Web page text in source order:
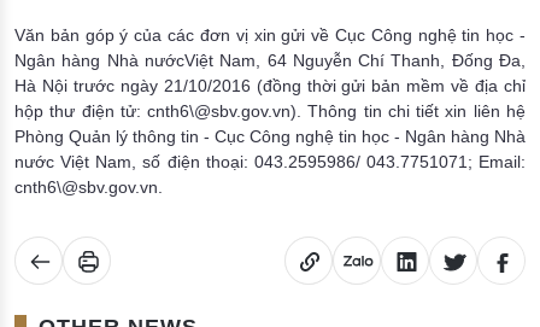
Văn bản góp ý của các đơn vị xin gửi về Cục Công nghệ tin học -
Ngân hàng Nhà nướcViệt Nam, 64 Nguyễn Chí Thanh, Đống Đa,
Hà Nội trước ngày 21/10/2016 (đồng thời gửi bản mềm về địa chỉ
hộp thư điện tử: cnth6\@sbv.gov.vn). Thông tin chi tiết xin liên hệ
Phòng Quản lý thông tin - Cục Công nghệ tin học - Ngân hàng Nhà
nước Việt Nam, số điện thoại: 043.2595986/ 043.7751071; Email:
cnth6\@sbv.gov.vn.